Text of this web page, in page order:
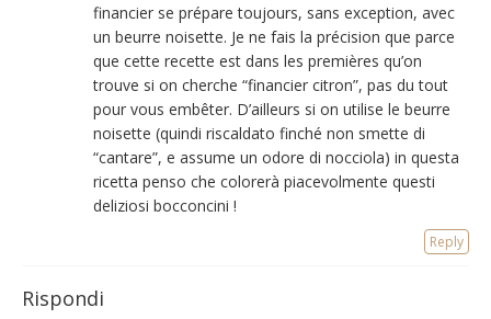
financier se prépare toujours, sans exception, avec
un beurre noisette. Je ne fais la précision que parce
que cette recette est dans les premières qu’on
trouve si on cherche “financier citron”, pas du tout
pour vous embêter. D’ailleurs si on utilise le beurre
noisette (quindi riscaldato finché non smette di
“cantare”, e assume un odore di nocciola) in questa
ricetta penso che colorerà piacevolmente questi
deliziosi bocconcini !
Reply
Rispondi